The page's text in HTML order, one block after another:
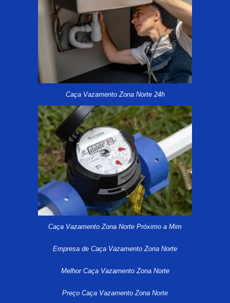
Caça Vazamento Zona Norte 24h
Caça Vazamento Zona Norte Próximo a Mim
Empresa de Caça Vazamento Zona Norte
Melhor Caça Vazamento Zona Norte
Preço Caça Vazamento Zona Norte